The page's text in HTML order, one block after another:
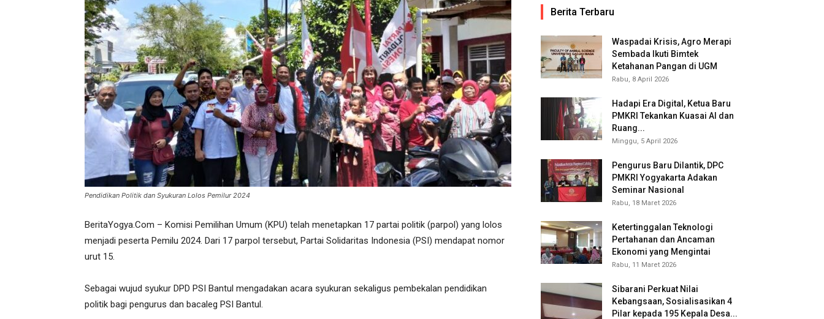
Pendidikan Politik dan Syukuran Lolos Pemilur 2024
BeritaYogya.Com – Komisi Pemilihan Umum (KPU) telah menetapkan 17 partai politik (parpol) yang lolos
menjadi peserta Pemilu 2024. Dari 17 parpol tersebut, Partai Solidaritas Indonesia (PSI) mendapat nomor
urut 15.
Sebagai wujud syukur DPD PSI Bantul mengadakan acara syukuran sekaligus pembekalan pendidikan
politik bagi pengurus dan bacaleg PSI Bantul.
Berita Terbaru
Waspadai Krisis, Agro Merapi
Sembada Ikuti Bimtek
Ketahanan Pangan di UGM
Rabu, 8 April 2026
Hadapi Era Digital, Ketua Baru
PMKRI Tekankan Kuasai AI dan
Ruang...
Minggu, 5 April 2026
Pengurus Baru Dilantik, DPC
PMKRI Yogyakarta Adakan
Seminar Nasional
Rabu, 18 Maret 2026
Ketertinggalan Teknologi
Pertahanan dan Ancaman
Ekonomi yang Mengintai
Rabu, 11 Maret 2026
Sibarani Perkuat Nilai
Kebangsaan, Sosialisasikan 4
Pilar kepada 195 Kepala Desa...